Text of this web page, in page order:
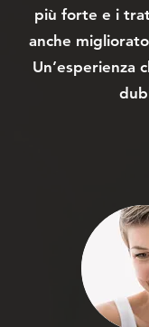
più forte e i
anche
Un’esperienza